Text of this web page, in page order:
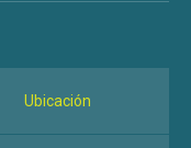
Ubicación